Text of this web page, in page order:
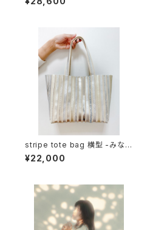
stripe tote bag 横型 -みな
も- ( silver )
¥22,000